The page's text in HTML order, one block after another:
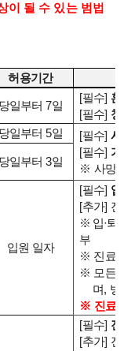
이 될 수 있는 범법
허용기간
당일부터7일
[필수] 혼
[필수] 청
당일부터5일 [필수]사
[필수] 가
※ 사망일
당일부터3일
입원 일자
[필수] 입
[추가] 진
※ 입·퇴
부
※ 진료기
※ 모든
며, 병
※ 진료비
[필수] 진
[추가] 진